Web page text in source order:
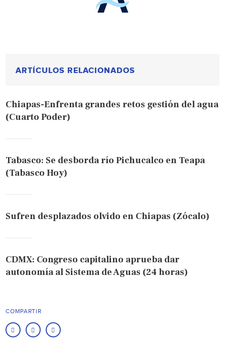
ARTÍCULOS RELACIONADOS
Chiapas-Enfrenta grandes retos gestión del agua
(Cuarto Poder)
Tabasco: Se desborda río Pichucalco en Teapa
(Tabasco Hoy)
Sufren desplazados olvido en Chiapas (Zócalo)
CDMX: Congreso capitalino aprueba dar
autonomía al Sistema de Aguas (24 horas)
COMPARTIR